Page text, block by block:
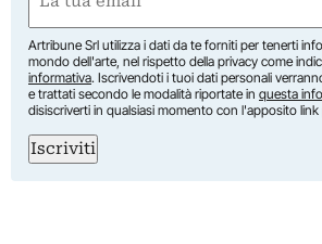
(Required)
Artribune Srl utilizza i dati da te forniti per tenerti
mondo dell'arte, nel rispetto della privacy come
informativa. Iscrivendoti i tuoi dati personali
e trattati secondo le modalità riportate in questa
disiscriverti in qualsiasi momento con l'apposito link
Iscriviti